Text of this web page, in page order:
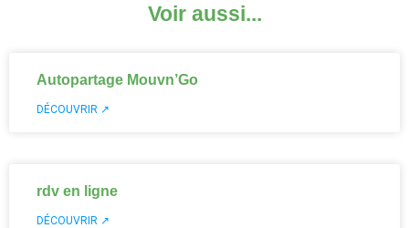
Voir aussi...
Autopartage Mouvn’Go
DÉCOUVRIR ↗
rdv en ligne
DÉCOUVRIR ↗